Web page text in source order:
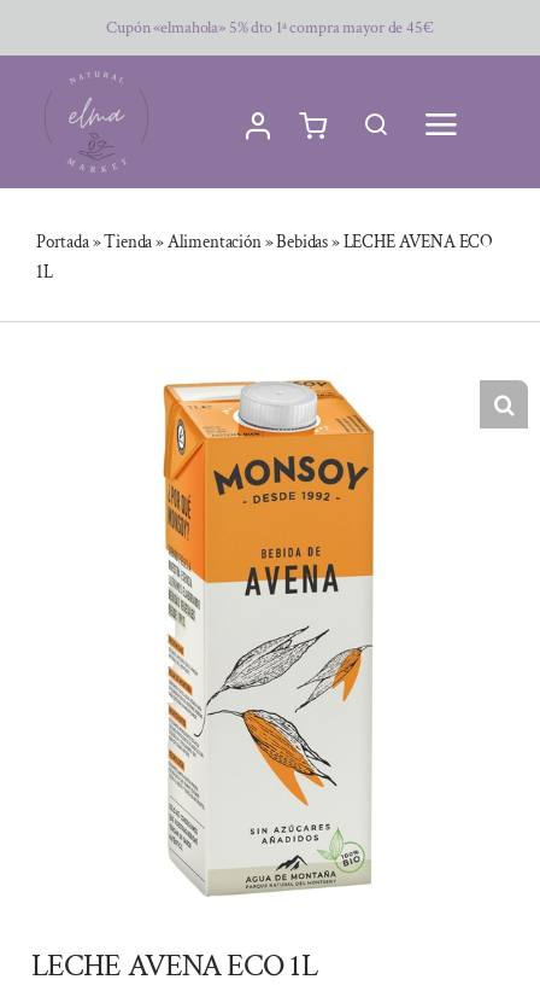
al
contenido
Cupón «elmahola» 5% dto 1ª compra mayor de 45€
Portada»Tienda»Alimentación»Bebidas»LECHE AVENA ECO
1L
LECHE AVENA ECO 1L